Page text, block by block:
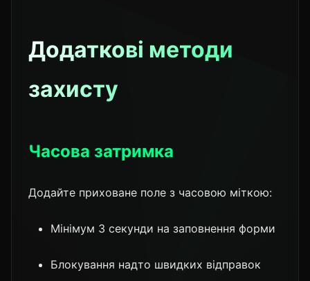
Додаткові методи
захисту
Часова затримка
Додайте приховане поле з часовою міткою:
Мінімум 3 секунди на заповнення форми
Блокування надто швидких відправок